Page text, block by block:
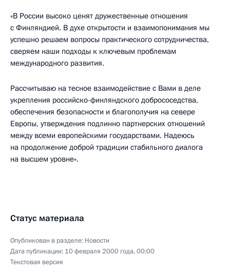
«В России высоко ценят дружественные отношения
с Финляндией. В духе открытости и взаимопонимания мы
успешно решаем вопросы практического сотрудничества,
сверяем наши подходы к ключевым проблемам
международного развития.
Рассчитываю на тесное взаимодействие с Вами в деле
укрепления российско-финляндского добрососедства,
обеспечения безопасности и благополучия на севере
Европы, утверждения подлинно партнерских отношений
между всеми европейскими государствами. Надеюсь
на продолжение доброй традиции стабильного диалога
на высшем уровне».
Статус материала
Опубликован в разделе: Новости
Дата публикации: 10 февраля 2000 года, 00:00
Текстовая версия